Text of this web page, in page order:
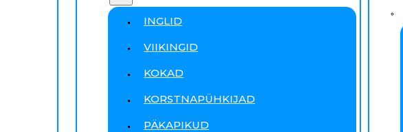
INGLID
VIIKINGID
KOKAD
KORSTNAPÜHKIJAD
PÄKAPIKUD